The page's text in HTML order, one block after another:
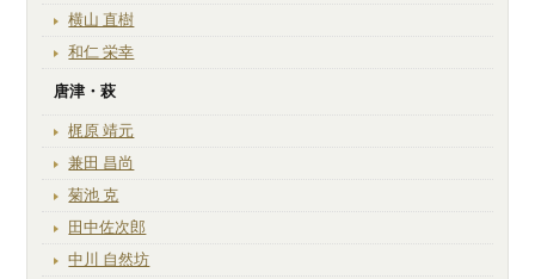
横山 直樹
和仁 栄幸
唐津・萩
梶原 靖元
兼田 昌尚
菊池 克
田中佐次郎
中川 自然坊